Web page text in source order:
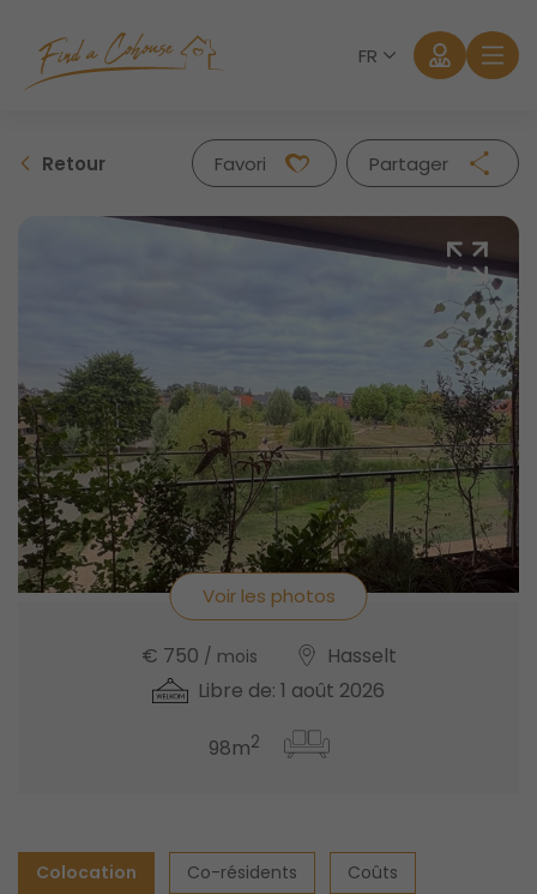
FR
Retour Favori
Partager
Facebook
Twitter
Whatsapp
Mail
Voir les photos
€ 750 / mois
Hasselt
Libre de: 1 août 2026
98m2
Colocation Co-résidents Coûts